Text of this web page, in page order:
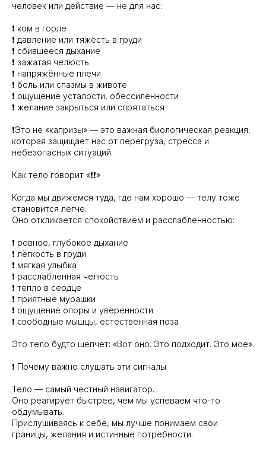
человек или действие — не для нас:
❗️ ком в горле
❗️ давление или тяжесть в груди
❗️ сбившееся дыхание
❗️ зажатая челюсть
❗️ напряжённые плечи
❗️ боль или спазмы в животе
❗️ ощущение усталости, обессиленности
❗️ желание закрыться или спрятаться
❗️Это не «капризы» — это важная биологическая реакция,
которая защищает нас от перегруза, стресса и
небезопасных ситуаций.
Как тело говорит «❗️❗️»
Когда мы движемся туда, где нам хорошо — телу тоже
становится легче.
Оно откликается спокойствием и расслабленностью:
❗️ ровное, глубокое дыхание
❗️ лёгкость в груди
❗️ мягкая улыбка
❗️ расслабленная челюсть
❗️ тепло в сердце
❗️ приятные мурашки
❗️ ощущение опоры и уверенности
❗️ свободные мышцы, естественная поза
Это тело будто шепчет: «Вот оно. Это подходит. Это моё».
❗️ Почему важно слушать эти сигналы
Тело — самый честный навигатор.
Оно реагирует быстрее, чем мы успеваем что-то
обдумывать.
Прислушиваясь к себе, мы лучше понимаем свои
границы, желания и истинные потребности.